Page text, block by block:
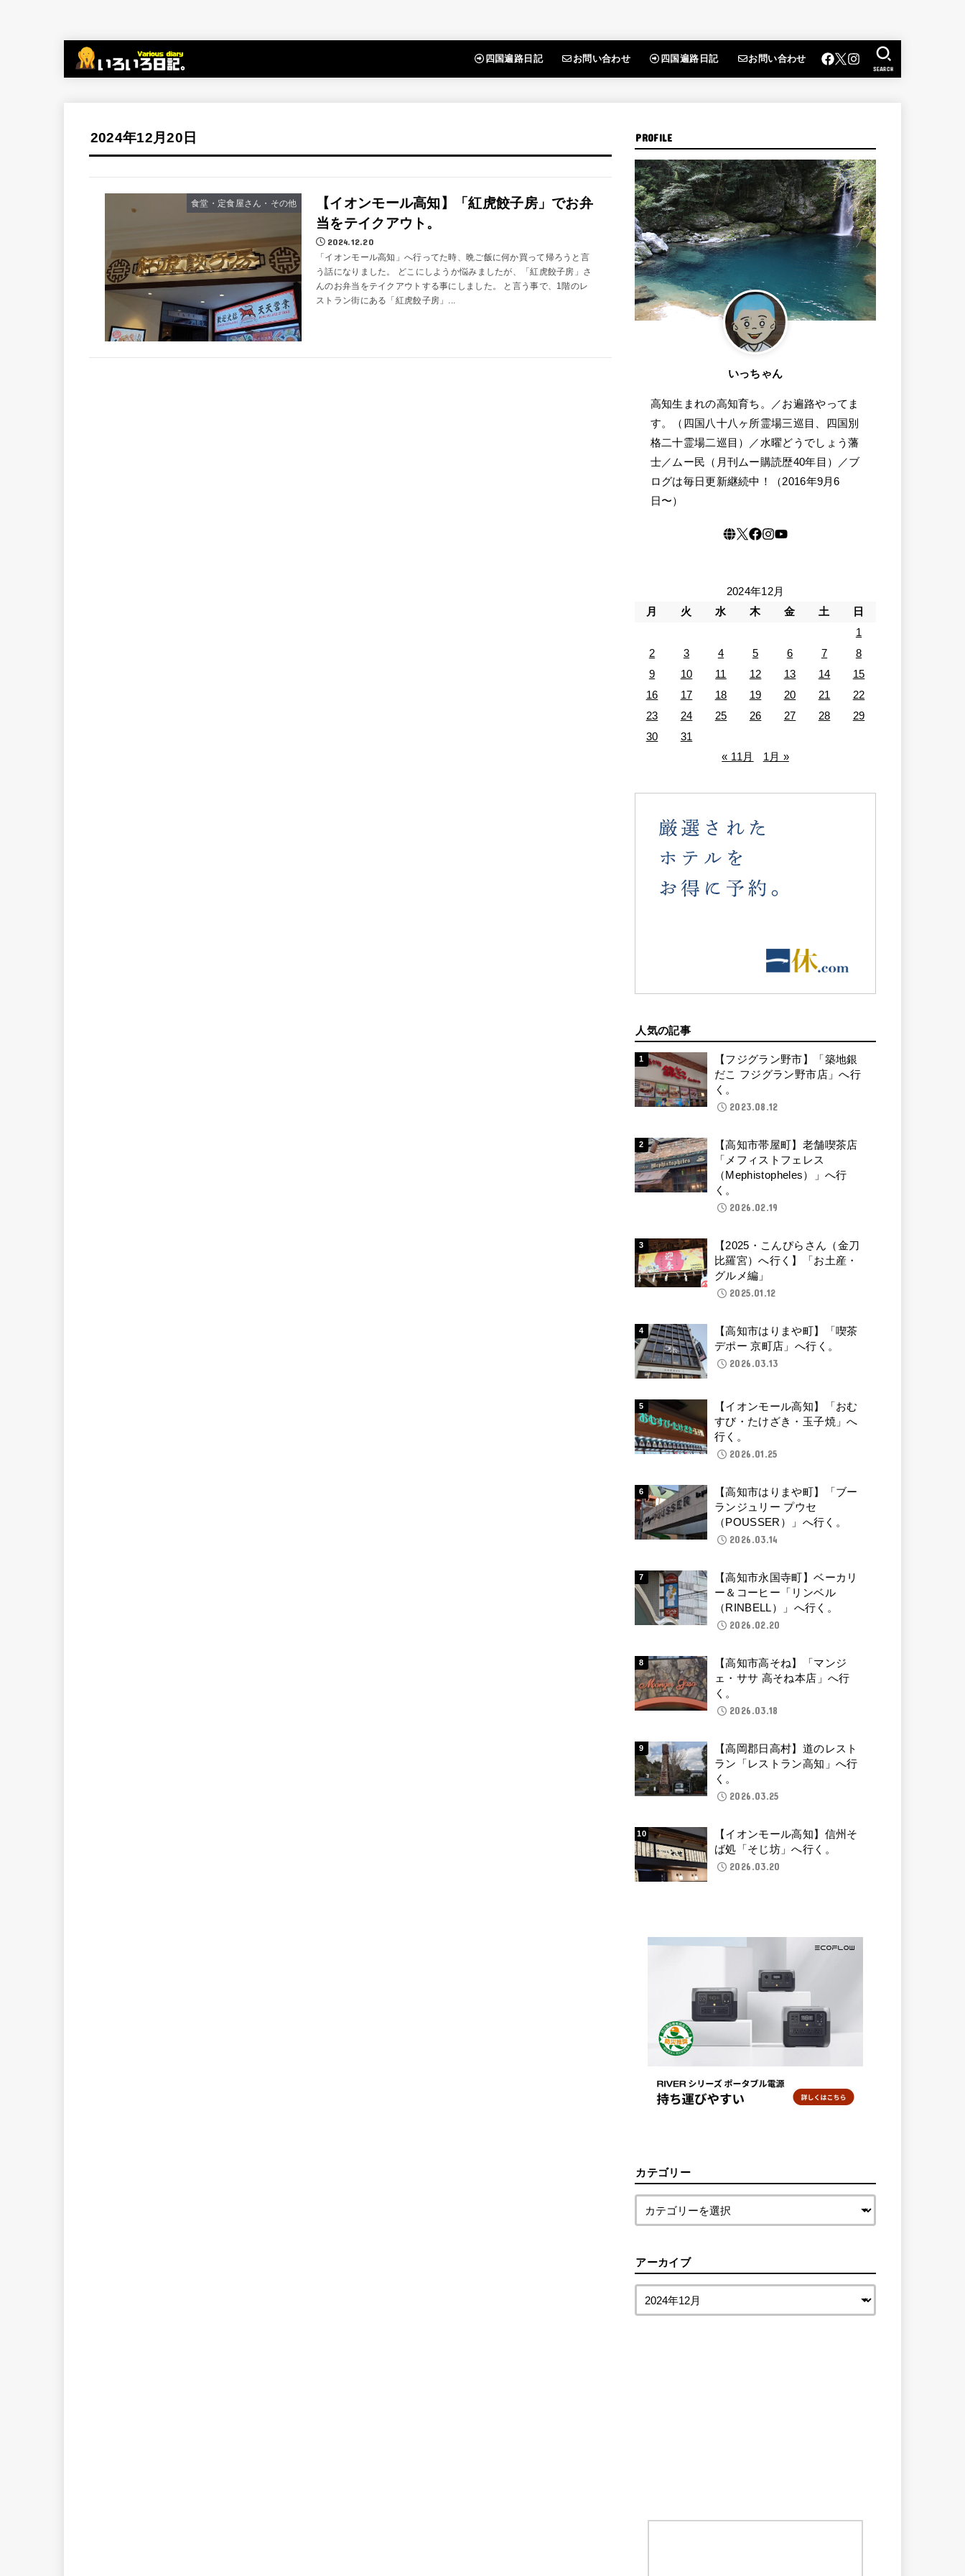
四国遍路日記 お問い合わせ 四国遍路日記 お問い合わせ
SEARCH
2024年12月20日
食堂・定食屋さん・その他
【イオンモール高知】「紅虎餃子房」でお弁
当をテイクアウト。
2024.12.20
「イオンモール高知」へ行ってた時、晩ご飯に何か買って帰ろうと言
う話になりました。 どこにしようか悩みましたが、「紅虎餃子房」さ
んのお弁当をテイクアウトする事にしました。 と言う事で、1階のレ
ストラン街にある「紅虎餃子房」...
PROFILE
いっちゃん
高知生まれの高知育ち。／お遍路やってま
す。（四国八十八ヶ所霊場三巡目、四国別
格二十霊場二巡目）／水曜どうでしょう藩
士／ムー民（月刊ムー購読歴40年目）／ブ
ログは毎日更新継続中！（2016年9月6
日〜）
2024年12月
月
火 水 木 金 土
日
1
2
3 4 5 6 7
8
9
10 11 12 13 14
15
16
17 18 19 20 21
22
23
24 25 26 27 28
29
30
31
« 11月
1月 »
人気の記事
【フジグラン野市】「築地銀
だこ フジグラン野市店」へ行
く。
2023.08.12
【高知市帯屋町】老舗喫茶店
「メフィストフェレス
（Mephistopheles）」へ行
く。
2026.02.19
【2025・こんぴらさん（金刀
比羅宮）へ行く】「お土産・
グルメ編」
2025.01.12
【高知市はりまや町】「喫茶
デポー 京町店」へ行く。
2026.03.13
【イオンモール高知】「おむ
すび・たけざき・玉子焼」へ
行く。
2026.01.25
【高知市はりまや町】「ブー
ランジュリー プウセ
（POUSSER）」へ行く。
2026.03.14
【高知市永国寺町】ベーカリ
ー＆コーヒー「リンベル
（RINBELL）」へ行く。
2026.02.20
【高知市高そね】「マンジ
ェ・ササ 高そね本店」へ行
く。
2026.03.18
【高岡郡日高村】道のレスト
ラン「レストラン高知」へ行
く。
2026.03.25
【イオンモール高知】信州そ
ば処「そじ坊」へ行く。
2026.03.20
カテゴリー
アーカイブ